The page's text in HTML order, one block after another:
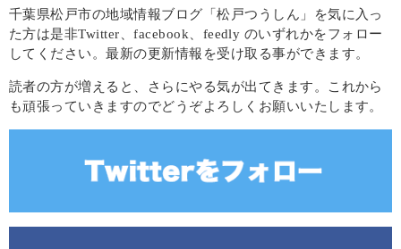
千葉県松戸市の地域情報ブログ「松戸つうしん」を気に入っ
た方は是非Twitter、facebook、feedly のいずれかをフォロー
してください。最新の更新情報を受け取る事ができます。
読者の方が増えると、さらにやる気が出てきます。これから
も頑張っていきますのでどうぞよろしくお願いいたします。